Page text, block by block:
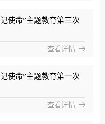
使命”主题教育第三次
查看详情
使命”主题教育第一次
查看详情